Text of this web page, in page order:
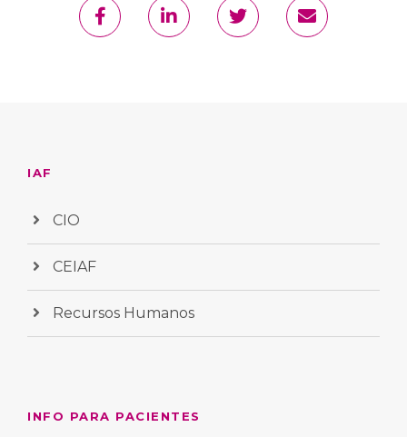
IAF
CIO
CEIAF
Recursos Humanos
INFO PARA PACIENTES